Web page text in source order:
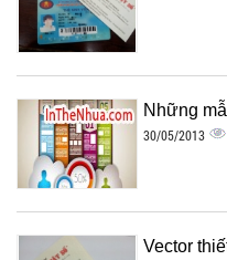
Những
30/05/2013
Vector